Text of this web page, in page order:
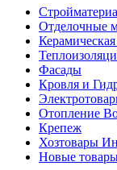
Отделочные
Фасады
Кровля и
Отопление
Крепеж
Хозтовары
Новые